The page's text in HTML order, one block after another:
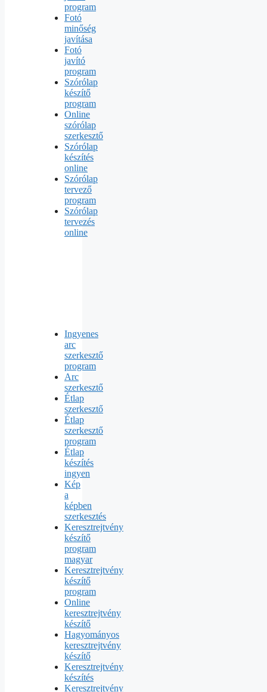
program
Fotó
minőség
javítása
Fotó
javító
program
Szórólap
készítő
program
Online
szórólap
szerkesztő
Szórólap
készítés
online
Szórólap
tervező
program
Szórólap
tervezés
online
Ingyenes
arc
szerkesztő
program
Arc
szerkesztő
Étlap
szerkesztő
Étlap
szerkesztő
program
Étlap
készítés
ingyen
Kép
a
képben
szerkesztés
Keresztrejtvény
készítő
program
magyar
Keresztrejtvény
készítő
program
Online
keresztrejtvény
készítő
Hagyományos
keresztrejtvény
készítő
Keresztrejtvény
készítés
Keresztrejtvény